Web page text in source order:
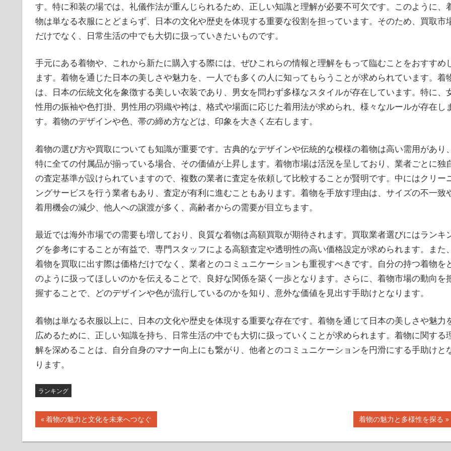
す。特に和装の場では、礼儀作法が重んじられるため、正しい知識と理解が必要不可欠です。このように、
物は単なる衣服にとどまらず、日本の文化や歴史を体現する重要な役割を担っています。そのため、買取市
だけでなく、日常生活の中でも大切に扱っていきたいものです。
手元にある着物や、これから新たに購入する際には、ぜひこれらの情報と理解をもって臨むことをおすすめ
ます。着物を通じた日本の美しさや魅力を、一人でも多くの人に知ってもらうことが求められています。着
は、日本の伝統文化を象徴する美しい衣装であり、男女を問わず多様なスタイルが存在しています。特に、
性用の振袖や色打掛、男性用の羽織や袴は、格式や場面に応じた着用法が求められ、様々なルールが存在し
す。着物のデザインや色、帯の締め方などは、印象を大きく左右します。
着物の選び方や買取についても知識が重要です。古典的なデザインや伝統的な模様の着物は高い需用があり、
特に全ての付属品が揃っている場合、その価値が上昇します。着物市場は活況を呈しており、業者ごとに独
の査定基準が設けられていますので、複数の業者に査定を依頼して比較することが賢明です。中にはクリー
ングサービスを行う業者もあり、査定が有利に進むこともあります。着物を手放す理由は、サイズの不一致
着用機会の減少、他人への譲渡が多く、高齢者からの需要が目立ちます。
最近では海外市場での需要も増しており、良質な着物は高額買取が期待されます。買取業者選びにはランキ
グを参考にすることが有益で、専門スタッフによる高額査定や透明性の高い価格設定が求められます。また、
着物を買取に出す際は価格だけでなく、業者とのコミュニケーションも重視すべきです。自分の持つ着物を
のように扱ってほしいのかを伝えることで、良好な関係を築く一歩となります。さらに、着物市場の動向を
握することで、どのデザインや色が流行しているのかを知り、意外な価値を見出す手助けとなります。
着物は単なる衣服以上に、日本の文化や歴史を体現する重要な存在です。着物を通じて日本の美しさや魅力
広めるために、正しい知識を持ち、日常生活の中でも大切に扱っていくことが求められます。着物に関する
解を深めることは、自分自身のマナー向上にも繋がり、他者とのコミュニケーションを円滑にする手助けと
ります。
ランキング
投
稿
前
の
記
着物の魅力と文化を未来へつなぐ
次
の
記
着物の魅力と多様性を探る